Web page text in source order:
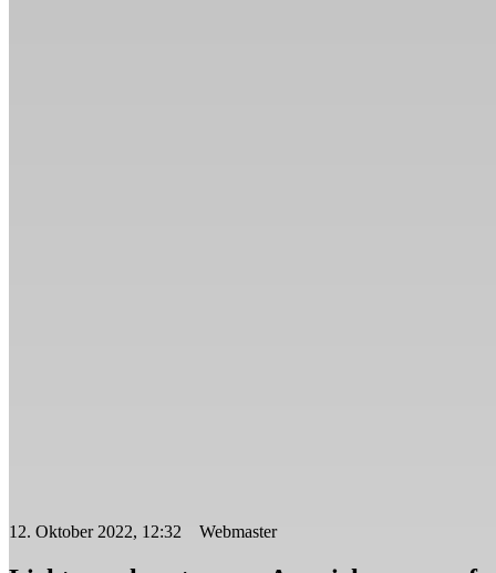
12. Oktober 2022, 12:32 Webmaster